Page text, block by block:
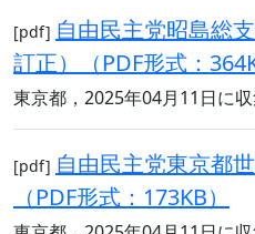
[pdf] 自由民主党昭島総
訂正）（PDF形式：
東京都，2025年04月11日に
[pdf] 自由民主党東京都
（PDF形式：173KB）